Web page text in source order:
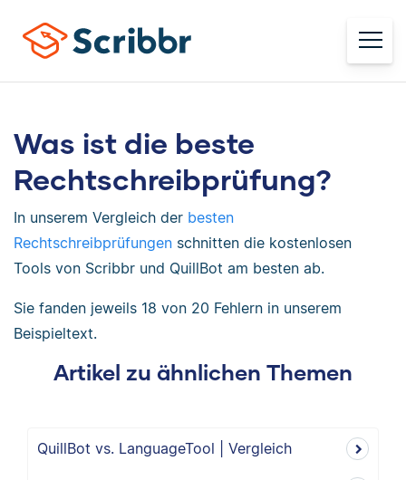
Was ist die beste
Rechtschreibprüfung?
In unserem Vergleich der besten
Rechtschreibprüfungen schnitten die kostenlosen
Tools von Scribbr und QuillBot am besten ab.
Sie fanden jeweils 18 von 20 Fehlern in unserem
Beispieltext.
Artikel zu ähnlichen Themen
QuillBot vs. LanguageTool | Vergleich